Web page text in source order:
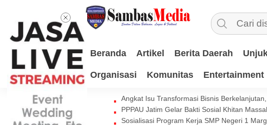
Beranda Artikel Berita Daerah
Organisasi Komunitas Entertainment
Angkat Isu Transformasi Bisnis
PPPAU Jatim Gelar Bakti Sosial Khitan
Sosialisasi Program Kerja SMP Negeri 1